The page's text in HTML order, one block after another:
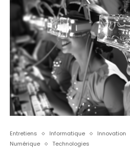
Entretiens Informatique Innovation
Numérique
Technologies